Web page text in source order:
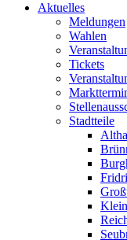
Aktuelles
Meldungen
Wahlen
Tickets
Stadtteile